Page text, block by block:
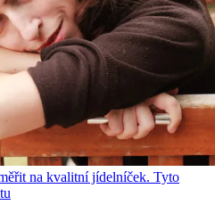
na kvalitní jídelníček. Tyto